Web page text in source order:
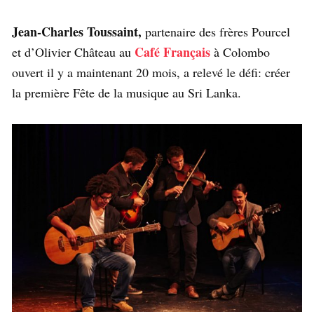
Jean-Charles Toussaint, partenaire des frères Pourcel
et d’Olivier Château au Café Français à Colombo
ouvert il y a maintenant 20 mois, a relevé le défi: créer
la première Fête de la musique au Sri Lanka.